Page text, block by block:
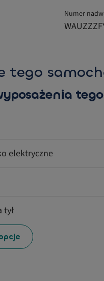
Numer
tego
elektryczne
tył